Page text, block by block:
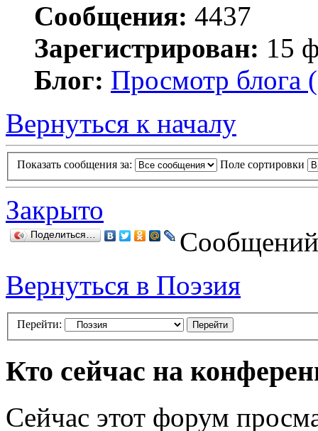
Сообщения: 4437
Зарегистрирован: 15
Блог: Просмотр блога
Вернуться к началу
Показать сообщения за: Поле сортировки
Закрыто
Поделиться…
Вернуться в Поэзия
Перейти:
Кто сейчас на
Сейчас этот форум